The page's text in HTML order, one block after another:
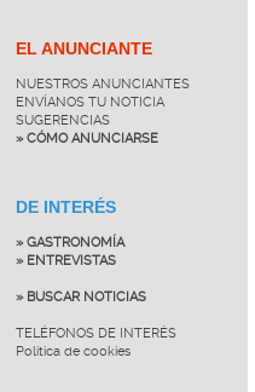
EL ANUNCIANTE
NUESTROS ANUNCIANTES
ENVÍANOS TU NOTICIA
SUGERENCIAS
» CÓMO ANUNCIARSE
DE INTERÉS
» GASTRONOMÍA
» ENTREVISTAS
» BUSCAR NOTICIAS
TELÉFONOS DE INTERÉS
Política de cookies